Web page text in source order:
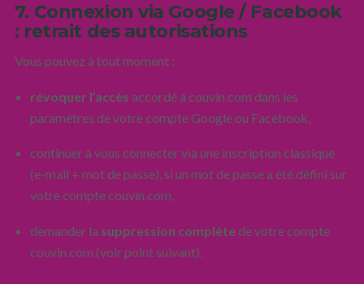
7. Connexion via Google / Facebook
: retrait des autorisations
Vous pouvez à tout moment :
révoquer l’accès accordé à couvin.com dans les
paramètres de votre compte Google ou Facebook,
continuer à vous connecter via une inscription classique
(e-mail + mot de passe), si un mot de passe a été défini sur
votre compte couvin.com,
demander la suppression complète de votre compte
couvin.com (voir point suivant).